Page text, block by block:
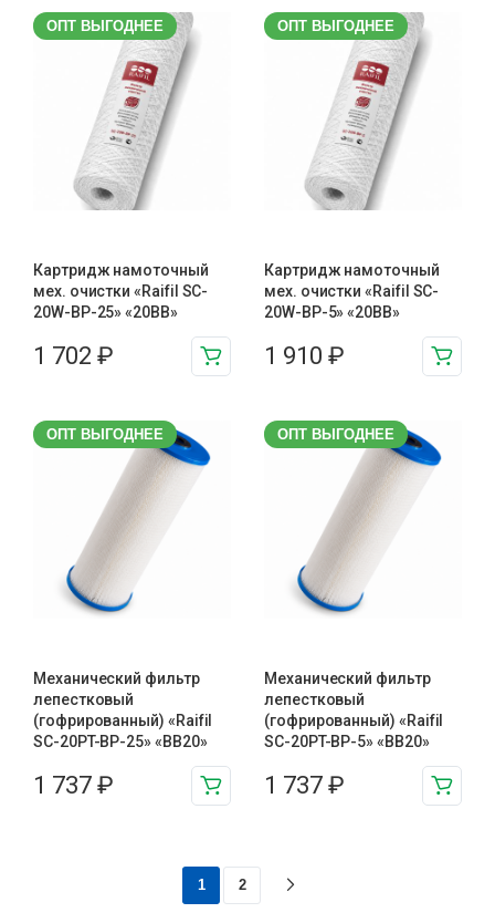
ОПТ ВЫГОДНЕЕ
Картридж намоточный
мех. очистки «Raifil SC-
20W-BP-25» «20BB»
1 702 ₽
ОПТ ВЫГОДНЕЕ
Картридж намоточный
мех. очистки «Raifil SC-
20W-BP-5» «20BB»
1 910 ₽
ОПТ ВЫГОДНЕЕ
Механический фильтр
лепестковый
(гофрированный) «Raifil
SC-20PT-ВР-25» «BB20»
1 737 ₽
ОПТ ВЫГОДНЕЕ
Механический фильтр
лепестковый
(гофрированный) «Raifil
SC-20PT-ВР-5» «BB20»
1 737 ₽
1 2